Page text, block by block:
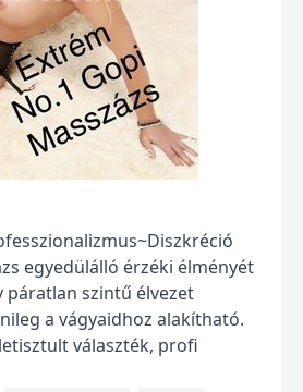
egyedülálló érzéki élményét
páratlan szintű élvezet
a vágyaidhoz alakítható.
választék, profi